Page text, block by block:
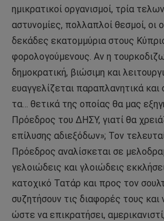
ημικρατικοί οργανισμοί, τρία
αστυνομίες, πολλαπλοί θεσμοί, οι
δεκάδες εκατομμύρια στους
φορολογούμενους. Αν η
δημοκρατική, βιώσιμη και
ευαγγελίζεται παραπλανητικά και
τα… θετικά της οποίας θα μας
Πρόεδρος του ΔΗΣΥ, γιατί θα
επίλυσης αδιεξόδων»; Τον
Πρόεδρος αναλίσκεται σε
γελοιώδεις και γλοιώδεις
κατοχικό Τατάρ και προς τον
συζητήσουν τις διαφορές τους και
ώστε να επικρατήσει,